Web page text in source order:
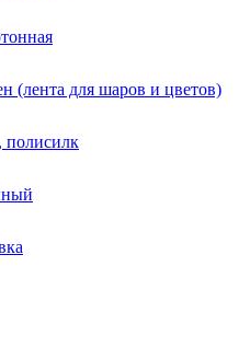
(лента для шаров и цветов)
полисилк